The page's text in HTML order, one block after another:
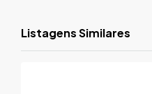
Listagens Similares